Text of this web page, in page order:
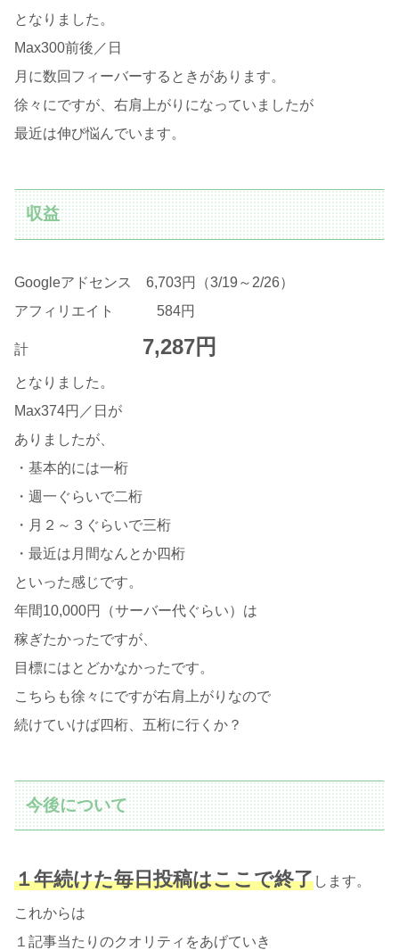
となりました。
Max300前後／日
月に数回フィーバーするときがあります。
徐々にですが、右肩上がりになっていましたが
最近は伸び悩んでいます。
収益
Googleアドセンス 6,703円（3/19～2/26）
アフィリエイト 584円
計 7,287円
となりました。
Max374円／日が
ありましたが、
・基本的には一桁
・週一ぐらいで二桁
・月２～３ぐらいで三桁
・最近は月間なんとか四桁
といった感じです。
年間10,000円（サーバー代ぐらい）は
稼ぎたかったですが、
目標にはとどかなかったです。
こちらも徐々にですが右肩上がりなので
続けていけば四桁、五桁に行くか？
今後について
１年続けた毎日投稿はここで終了します。
これからは
１記事当たりのクオリティをあげていき